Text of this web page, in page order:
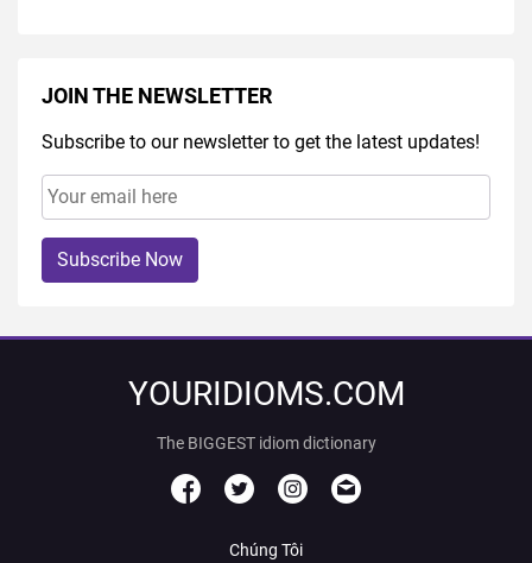
JOIN THE NEWSLETTER
Subscribe to our newsletter to get the latest updates!
Subscribe Now
YOURIDIOMS.COM
The BIGGEST idiom dictionary
Chúng Tôi